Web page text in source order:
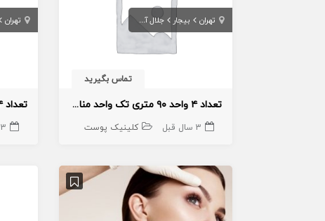
تهران بیجار جلال آل احمد
تماس بگیرید
تعداد ۴ واحد ۹۰ متری تک واحد مناسب کلینیک پوست و زیبایی در جلال آل احمد
3 سال قبل کلینیک پوست
تهران
3 سال قبل